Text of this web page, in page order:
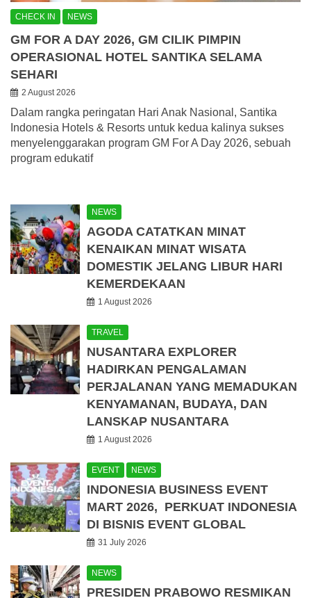
CHECK IN NEWS
GM FOR A DAY 2026, GM CILIK PIMPIN
OPERASIONAL HOTEL SANTIKA SELAMA
SEHARI
2 August 2026
Dalam rangka peringatan Hari Anak Nasional, Santika
Indonesia Hotels & Resorts untuk kedua kalinya sukses
menyelenggarakan program GM For A Day 2026, sebuah
program edukatif
NEWS
AGODA CATATKAN MINAT
KENAIKAN MINAT WISATA
DOMESTIK JELANG LIBUR HARI
KEMERDEKAAN
1 August 2026
TRAVEL
NUSANTARA EXPLORER
HADIRKAN PENGALAMAN
PERJALANAN YANG MEMADUKAN
KENYAMANAN, BUDAYA, DAN
LANSKAP NUSANTARA
1 August 2026
EVENT NEWS
INDONESIA BUSINESS EVENT
MART 2026, PERKUAT INDONESIA
DI BISNIS EVENT GLOBAL
31 July 2026
NEWS
PRESIDEN PRABOWO RESMIKAN